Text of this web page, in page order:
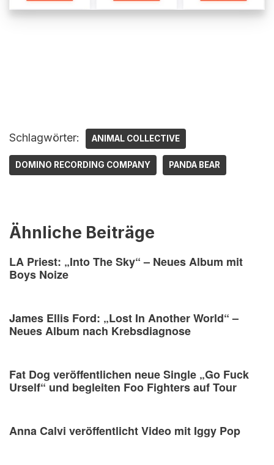
Schlagwörter: ANIMAL COLLECTIVE
DOMINO RECORDING COMPANY PANDA BEAR
Ähnliche Beiträge
LA Priest: „Into The Sky“ – Neues Album mit
Boys Noize
James Ellis Ford: „Lost In Another World“ –
Neues Album nach Krebsdiagnose
Fat Dog veröffentlichen neue Single „Go Fuck
Urself“ und begleiten Foo Fighters auf Tour
Anna Calvi veröffentlicht Video mit Iggy Pop